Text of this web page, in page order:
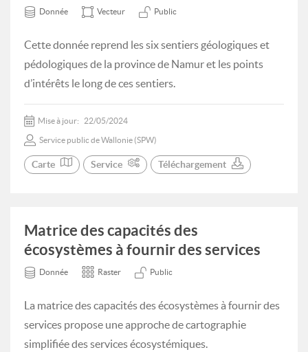
Donnée Vecteur Public
Cette donnée reprend les six sentiers géologiques et
pédologiques de la province de Namur et les points
d’intérêts le long de ces sentiers.
Mise à jour: 22/05/2024
Service public de Wallonie (SPW)
Carte Service Téléchargement
Matrice des capacités des
écosystèmes à fournir des services
Donnée Raster Public
La matrice des capacités des écosystèmes à fournir des
services propose une approche de cartographie
simplifiée des services écosystémiques.